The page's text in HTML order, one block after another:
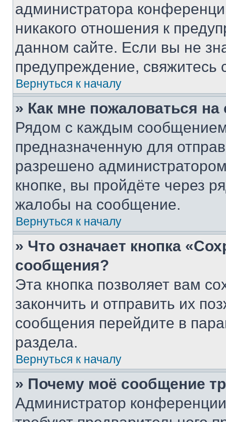
администратора
никакого отношения к
данном сайте. Если вы не
предупреждение,
Вернуться к началу
» Как мне пожаловаться
Рядом с каждым сообщением
предназначенную для
разрешено
кнопке, вы пройдёте через
жалобы на сообщение.
Вернуться к началу
» Что означает кнопка
сообщения?
Эта кнопка позволяет вам
закончить и отправить их
сообщения перейдите в
раздела.
Вернуться к началу
» Почему моё сообщение
Администратор